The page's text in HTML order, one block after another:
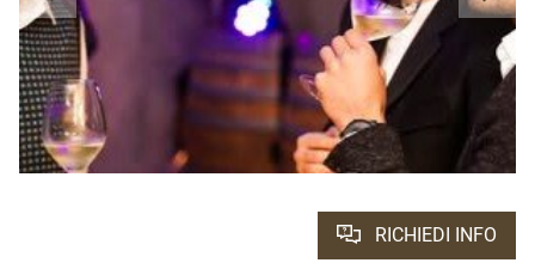
RICHIEDI INFO